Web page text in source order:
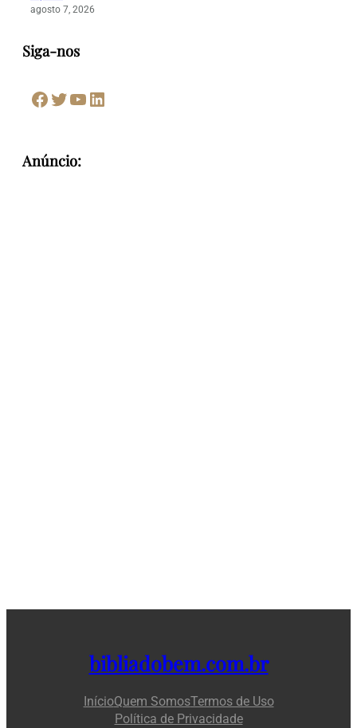
agosto 7, 2026
Siga-nos
Facebook Twitter Youtube LinkedIn
Anúncio:
bibliadobem.com.br
InícioQuem SomosTermos de Uso
Política de Privacidade